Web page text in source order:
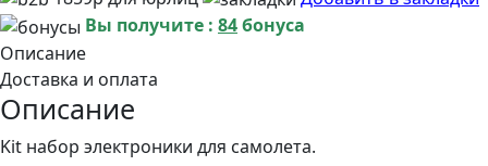
Вы получите : 84бонуса
Описание
Доставка и оплата
Описание
Kit набор электроники для самолета.